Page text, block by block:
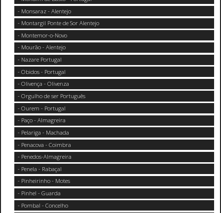
- Monsaraz - Alentejo
- Montargil Ponte de Sor Alentejo
- Montemor-o-Novo
- Mourão - Alentejo
- Nazare Portugal
- Obidos - Portugal
- Olivença - Olivenza
- Orgulho de ser Português
- Ourem - Portugal
- Paço - Almagreira
- Pelariga - Machada
- Penacova - Coimbra
- Penedos-Almagreira
- Penela - Rabaçal
- Pinheirinho - Motes
- Pinhel - Guarda
- Pombal - Concelho